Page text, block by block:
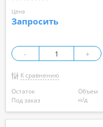
Цена
Запросить
- +
К сравнению
Остаток
Под заказ
Объем
н/д